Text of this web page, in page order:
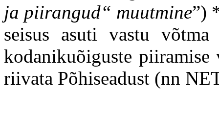
ja piirangud“ muutmine”)
seisus asuti vastu
kodanikuõiguste
riivata Põhiseadust (nn